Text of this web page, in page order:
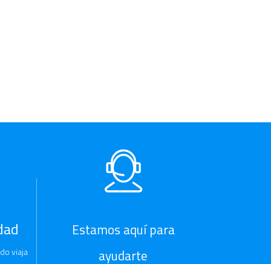
viaja
Estamos aquí para
ayudarte